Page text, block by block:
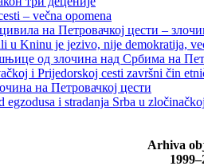
– večna opomena
на Петровачкој цести –
u Kninu je jezivo, nije demokratija,
од злочина над Србима на
i Prijedorskoj cesti završni čin
на Петровачкој цести
i stradanja Srba u
Arhiva